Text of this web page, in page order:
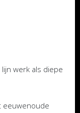
werk als diepe
eeuwenoude